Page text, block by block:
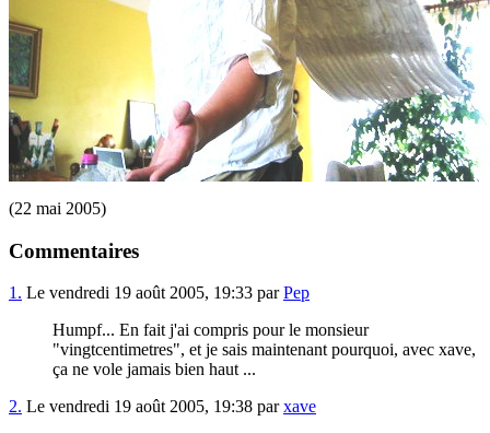
(22 mai 2005)
Commentaires
1. Le vendredi 19 août 2005, 19:33 parPep
Humpf... En fait j'ai compris pour le monsieur
"vingtcentimetres", et je sais maintenant pourquoi, avec xave,
ça ne vole jamais bien haut ...
2. Le vendredi 19 août 2005, 19:38 parxave